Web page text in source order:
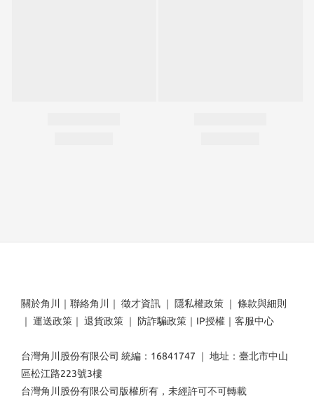
關於角川 ｜ 聯絡角川 ｜ 徵才資訊 ｜ 隱私權政策 ｜ 條款與細則
｜ 運送政策 ｜ 退貨政策 ｜ 防詐騙政策 ｜ IP授權 ｜ 客服中心
台灣角川股份有限公司 統編：16841747 ｜ 地址：臺北市中山
區松江路223號3樓
台灣角川股份有限公司版權所有，未經許可不可轉載